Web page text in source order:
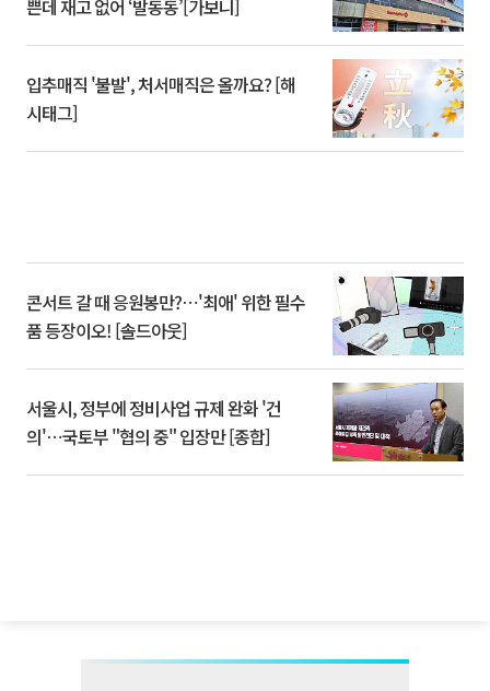
쁜데 재고 없어 ‘발동동’[가보니]
입추매직 '불발', 처서매직은 올까요? [해
시태그]
콘서트 갈 때 응원봉만?⋯'최애' 위한 필수
품 등장이오! [솔드아웃]
서울시, 정부에 정비사업 규제 완화 '건
의'⋯국토부 "협의 중" 입장만 [종합]